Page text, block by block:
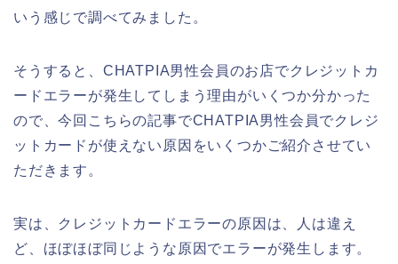
いう感じで調べてみました。
そうすると、CHATPIA男性会員のお店でクレジットカ
ードエラーが発生してしまう理由がいくつか分かった
ので、今回こちらの記事でCHATPIA男性会員でクレジ
ットカードが使えない原因をいくつかご紹介させてい
ただきます。
実は、クレジットカードエラーの原因は、人は違え
ど、ほぼほぼ同じような原因でエラーが発生します。